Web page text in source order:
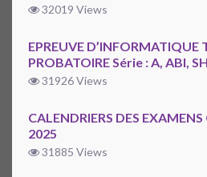
32019 Views
EPREUVE
PROBATOIRE Série : A, ABI,
31926 Views
CALENDRIERS DES
2025
31885 Views